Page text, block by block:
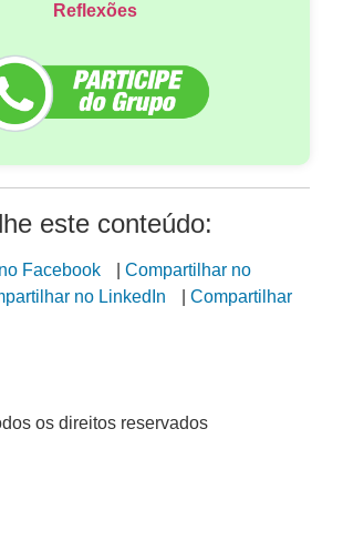
Reflexões
este conteúdo:
Facebook
Compartilhar no
no LinkedIn
Compartilhar
os direitos reservados